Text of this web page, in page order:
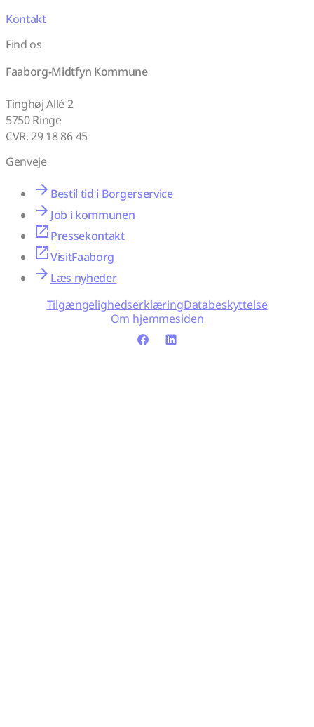
Kontakt
Find os
Faaborg-Midtfyn Kommune
Tinghøj Allé 2
5750 Ringe
CVR. 29 18 86 45
Genveje
Bestil tid i Borgerservice
Job i kommunen
Pressekontakt
VisitFaaborg
Læs nyheder
TilgængelighedserklæringDatabeskyttelse
Om hjemmesiden